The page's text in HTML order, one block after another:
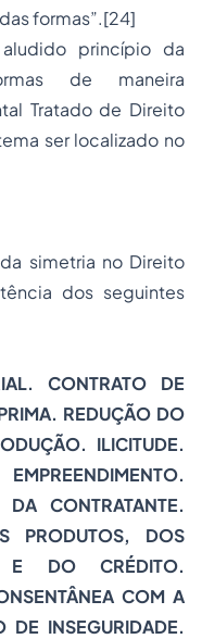
formas”.[24]
princípio da
de maneira
Tratado de Direito
ser localizado no
simetria no Direito
dos seguintes
CONTRATO DE
REDUÇÃO DO
ILICITUDE.
DA CONTRATANTE.
PRODUTOS, DOS
E DO CRÉDITO.
COM A
DE INSEGURIDADE.